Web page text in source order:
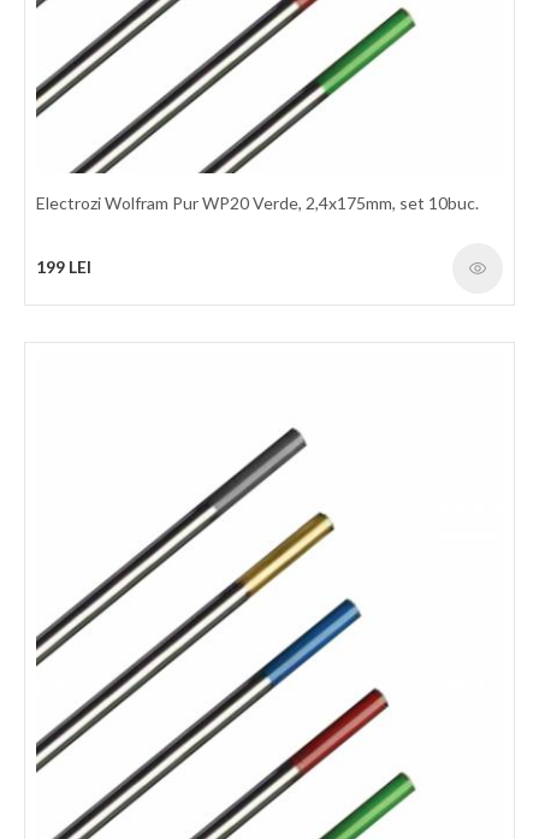
Electrozi din wolfram pur 99.97% Diametru: 2.0 mm
Caracteristici: sudare aliaje aluminiu, magneziu si nichel;
stabilitate a arcului de sudura, amorsare buna; ​curent alternativ;
simbol codificare WP, culoare verde.
145 LEI
detalii
Electrozi Wolfram Pur WP20 Verde, 2,4x175mm, set 10buc.
199 LEI